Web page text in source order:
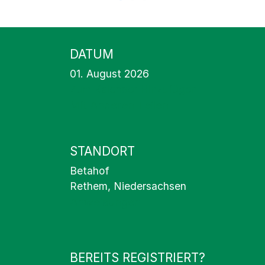
DATUM
01. August 2026
STANDORT
Betahof
Rethem, Niedersachsen
BEREITS REGISTRIERT?